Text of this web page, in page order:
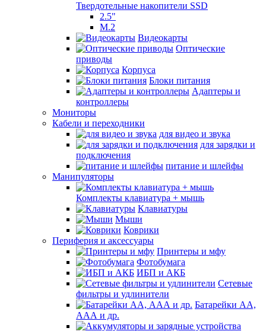
Твердотельные накопители SSD
2.5"
M.2
Видеокарты
Оптические
приводы
Корпуса
Блоки питания
Адаптеры и
контроллеры
Мониторы
Кабели и переходники
для видео и звука
для зарядки и
подключения
питание и шлейфы
Манипуляторы
Комплекты клавиатура + мышь
Клавиатуры
Мыши
Коврики
Периферия и аксессуары
Принтеры и мфу
Фотобумага
ИБП и АКБ
Сетевые
фильтры и удлинители
Батарейки АА,
ААА и др.